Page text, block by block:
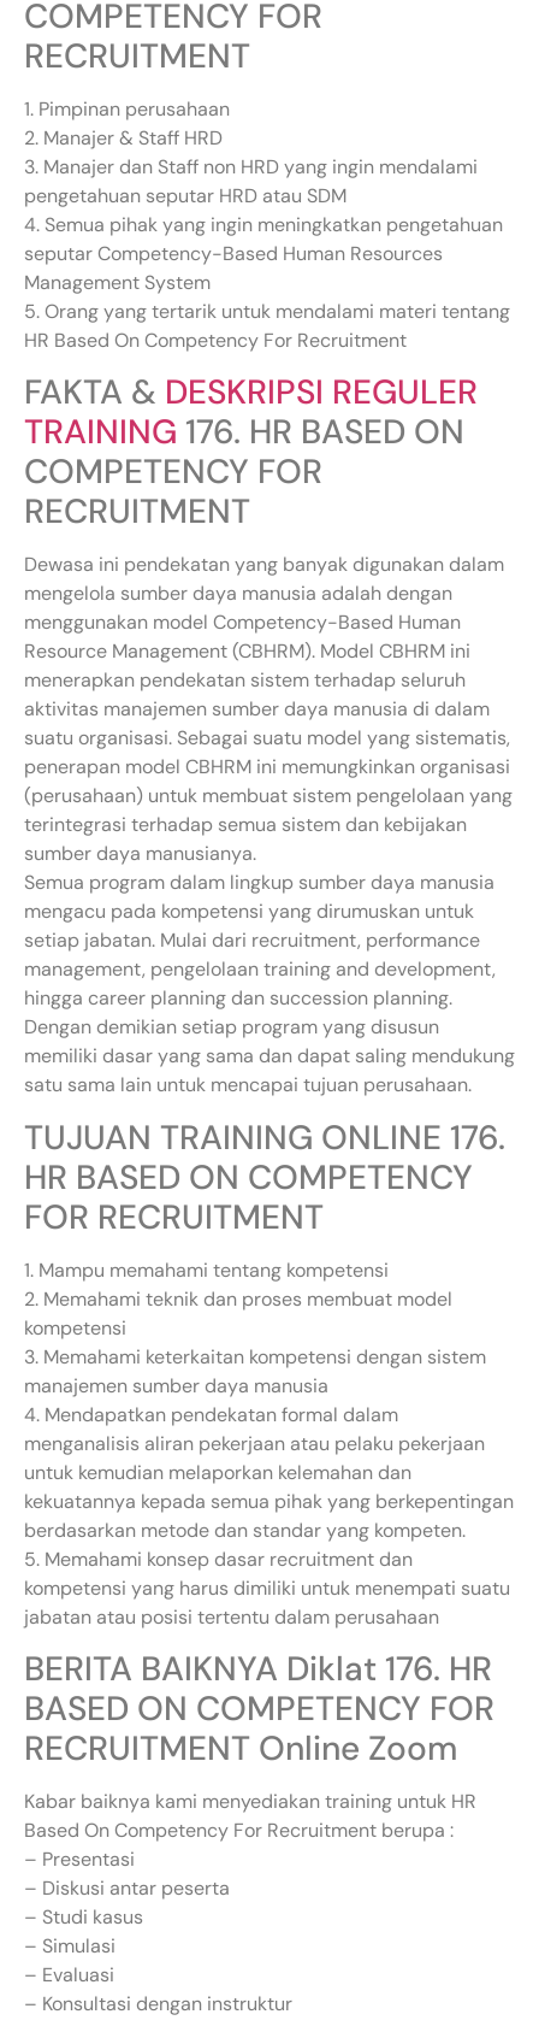
COMPETENCY FOR
RECRUITMENT
1. Pimpinan perusahaan
2. Manajer & Staff HRD
3. Manajer dan Staff non HRD yang ingin mendalami
pengetahuan seputar HRD atau SDM
4. Semua pihak yang ingin meningkatkan pengetahuan
seputar Competency-Based Human Resources
Management System
5. Orang yang tertarik untuk mendalami materi tentang
HR Based On Competency For Recruitment
FAKTA & DESKRIPSI REGULER
TRAINING 176. HR BASED ON
COMPETENCY FOR
RECRUITMENT
Dewasa ini pendekatan yang banyak digunakan dalam
mengelola sumber daya manusia adalah dengan
menggunakan model Competency-Based Human
Resource Management (CBHRM). Model CBHRM ini
menerapkan pendekatan sistem terhadap seluruh
aktivitas manajemen sumber daya manusia di dalam
suatu organisasi. Sebagai suatu model yang sistematis,
penerapan model CBHRM ini memungkinkan organisasi
(perusahaan) untuk membuat sistem pengelolaan yang
terintegrasi terhadap semua sistem dan kebijakan
sumber daya manusianya.
Semua program dalam lingkup sumber daya manusia
mengacu pada kompetensi yang dirumuskan untuk
setiap jabatan. Mulai dari recruitment, performance
management, pengelolaan training and development,
hingga career planning dan succession planning.
Dengan demikian setiap program yang disusun
memiliki dasar yang sama dan dapat saling mendukung
satu sama lain untuk mencapai tujuan perusahaan.
TUJUAN TRAINING ONLINE 176.
HR BASED ON COMPETENCY
FOR RECRUITMENT
1. Mampu memahami tentang kompetensi
2. Memahami teknik dan proses membuat model
kompetensi
3. Memahami keterkaitan kompetensi dengan sistem
manajemen sumber daya manusia
4. Mendapatkan pendekatan formal dalam
menganalisis aliran pekerjaan atau pelaku pekerjaan
untuk kemudian melaporkan kelemahan dan
kekuatannya kepada semua pihak yang berkepentingan
berdasarkan metode dan standar yang kompeten.
5. Memahami konsep dasar recruitment dan
kompetensi yang harus dimiliki untuk menempati suatu
jabatan atau posisi tertentu dalam perusahaan
BERITA BAIKNYA Diklat 176. HR
BASED ON COMPETENCY FOR
RECRUITMENT Online Zoom
Kabar baiknya kami menyediakan training untuk HR
Based On Competency For Recruitment berupa :
– Presentasi
– Diskusi antar peserta
– Studi kasus
– Simulasi
– Evaluasi
– Konsultasi dengan instruktur